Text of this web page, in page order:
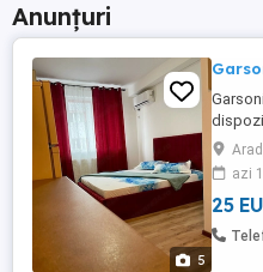
Anunțuri
5
-
clima -
aveți
de
azi
25